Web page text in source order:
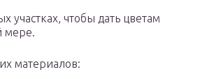
чтобы дать цветам
мере.
материалов: